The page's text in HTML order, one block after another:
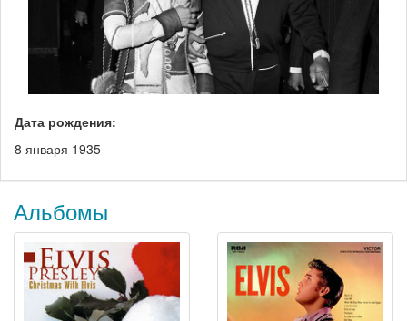
Дата рождения:
8 января 1935
Альбомы